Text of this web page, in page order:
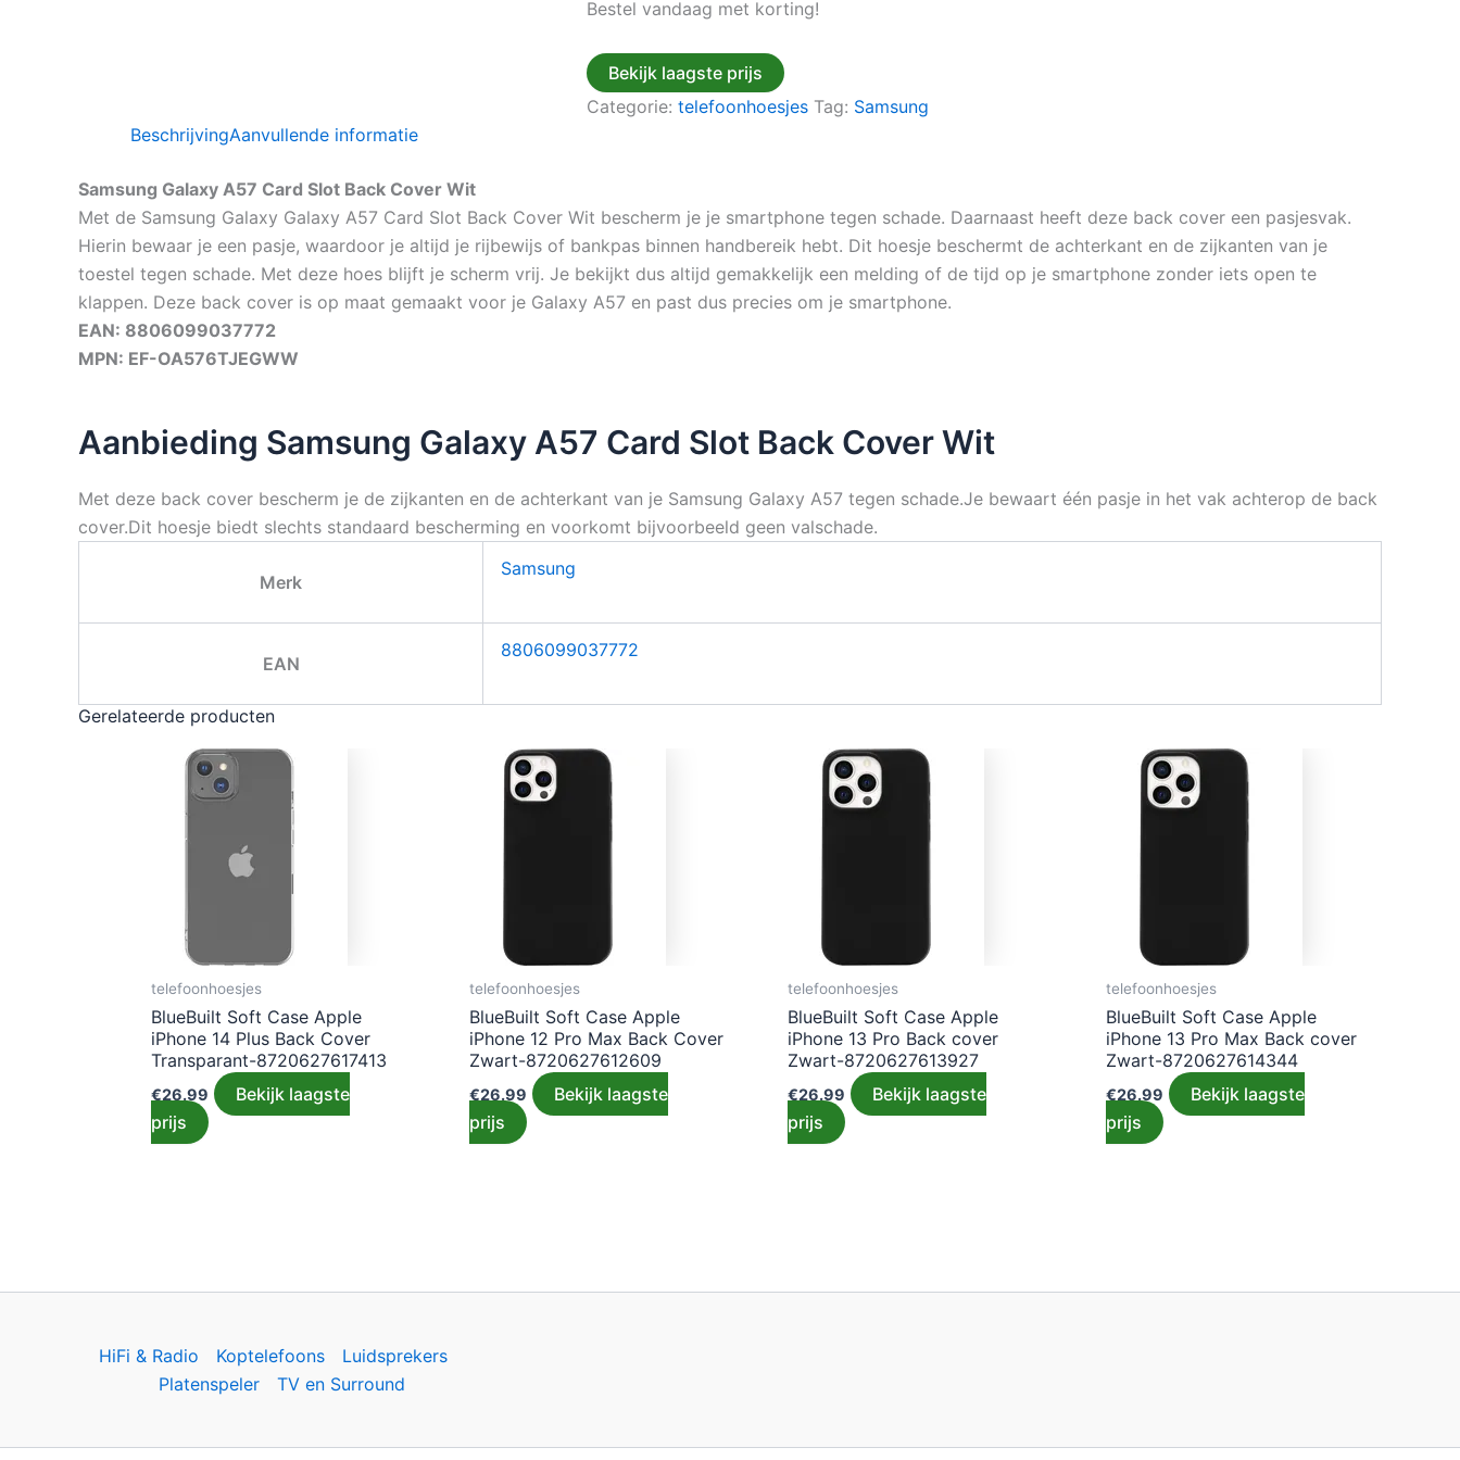
Bestel vandaag met korting!
Bekijk laagste prijs
Categorie: telefoonhoesjes Tag: Samsung
BeschrijvingAanvullende informatie
Samsung Galaxy A57 Card Slot Back Cover Wit
Met de Samsung Galaxy Galaxy A57 Card Slot Back Cover Wit bescherm je je smartphone tegen schade. Daarnaast heeft deze back cover een pasjesvak.
Hierin bewaar je een pasje, waardoor je altijd je rijbewijs of bankpas binnen handbereik hebt. Dit hoesje beschermt de achterkant en de zijkanten van je
toestel tegen schade. Met deze hoes blijft je scherm vrij. Je bekijkt dus altijd gemakkelijk een melding of de tijd op je smartphone zonder iets open te
klappen. Deze back cover is op maat gemaakt voor je Galaxy A57 en past dus precies om je smartphone.
EAN: 8806099037772
MPN: EF-OA576TJEGWW
Aanbieding Samsung Galaxy A57 Card Slot Back Cover Wit
Met deze back cover bescherm je de zijkanten en de achterkant van je Samsung Galaxy A57 tegen schade.Je bewaart één pasje in het vak achterop de back
cover.Dit hoesje biedt slechts standaard bescherming en voorkomt bijvoorbeeld geen valschade.
Merk
Samsung
EAN
8806099037772
Gerelateerde producten
telefoonhoesjes
BlueBuilt Soft Case Apple
iPhone 14 Plus Back Cover
Transparant-8720627617413
€26.99
Bekijk laagste
prijs
telefoonhoesjes
BlueBuilt Soft Case Apple
iPhone 12 Pro Max Back Cover
Zwart-8720627612609
€26.99
Bekijk laagste
prijs
telefoonhoesjes
BlueBuilt Soft Case Apple
iPhone 13 Pro Back cover
Zwart-8720627613927
€26.99
Bekijk laagste
prijs
telefoonhoesjes
BlueBuilt Soft Case Apple
iPhone 13 Pro Max Back cover
Zwart-8720627614344
€26.99
Bekijk laagste
prijs
HiFi & Radio Koptelefoons
Luidsprekers
Platenspeler
TV en Surround